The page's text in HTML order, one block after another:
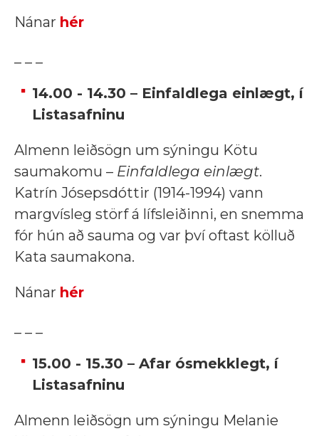
Nánar hér
14.00 - 14.30 – Einfaldlega einlægt, í
Listasafninu
Almenn leiðsögn um sýningu Kötu
saumakomu – Einfaldlega einlægt.
Katrín Jósepsdóttir (1914-1994) vann
margvísleg störf á lífsleiðinni, en snemma
fór hún að sauma og var því oftast kölluð
Kata saumakona.
Nánar hér
15.00 - 15.30 – Afar ósmekklegt, í
Listasafninu
Almenn leiðsögn um sýningu Melanie